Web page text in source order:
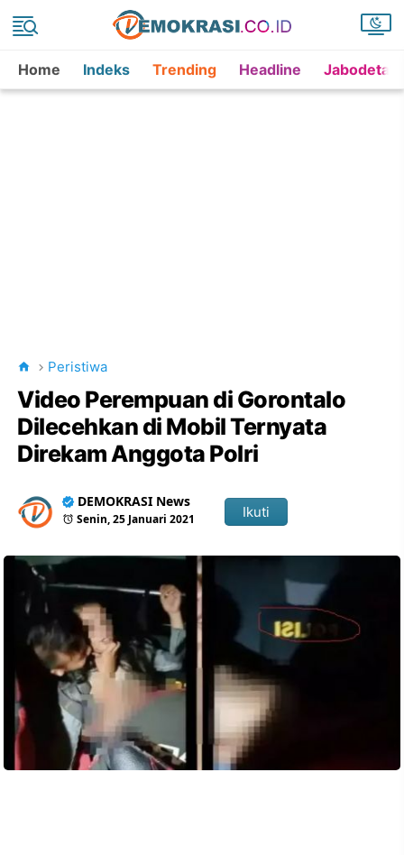
Home Indeks Trending Headline
Peristiwa
Video Perempuan di Gorontalo
Dilecehkan di Mobil Ternyata
Direkam Anggota Polri
DEMOKRASI News
Senin, 25 Januari 2021 Ikuti